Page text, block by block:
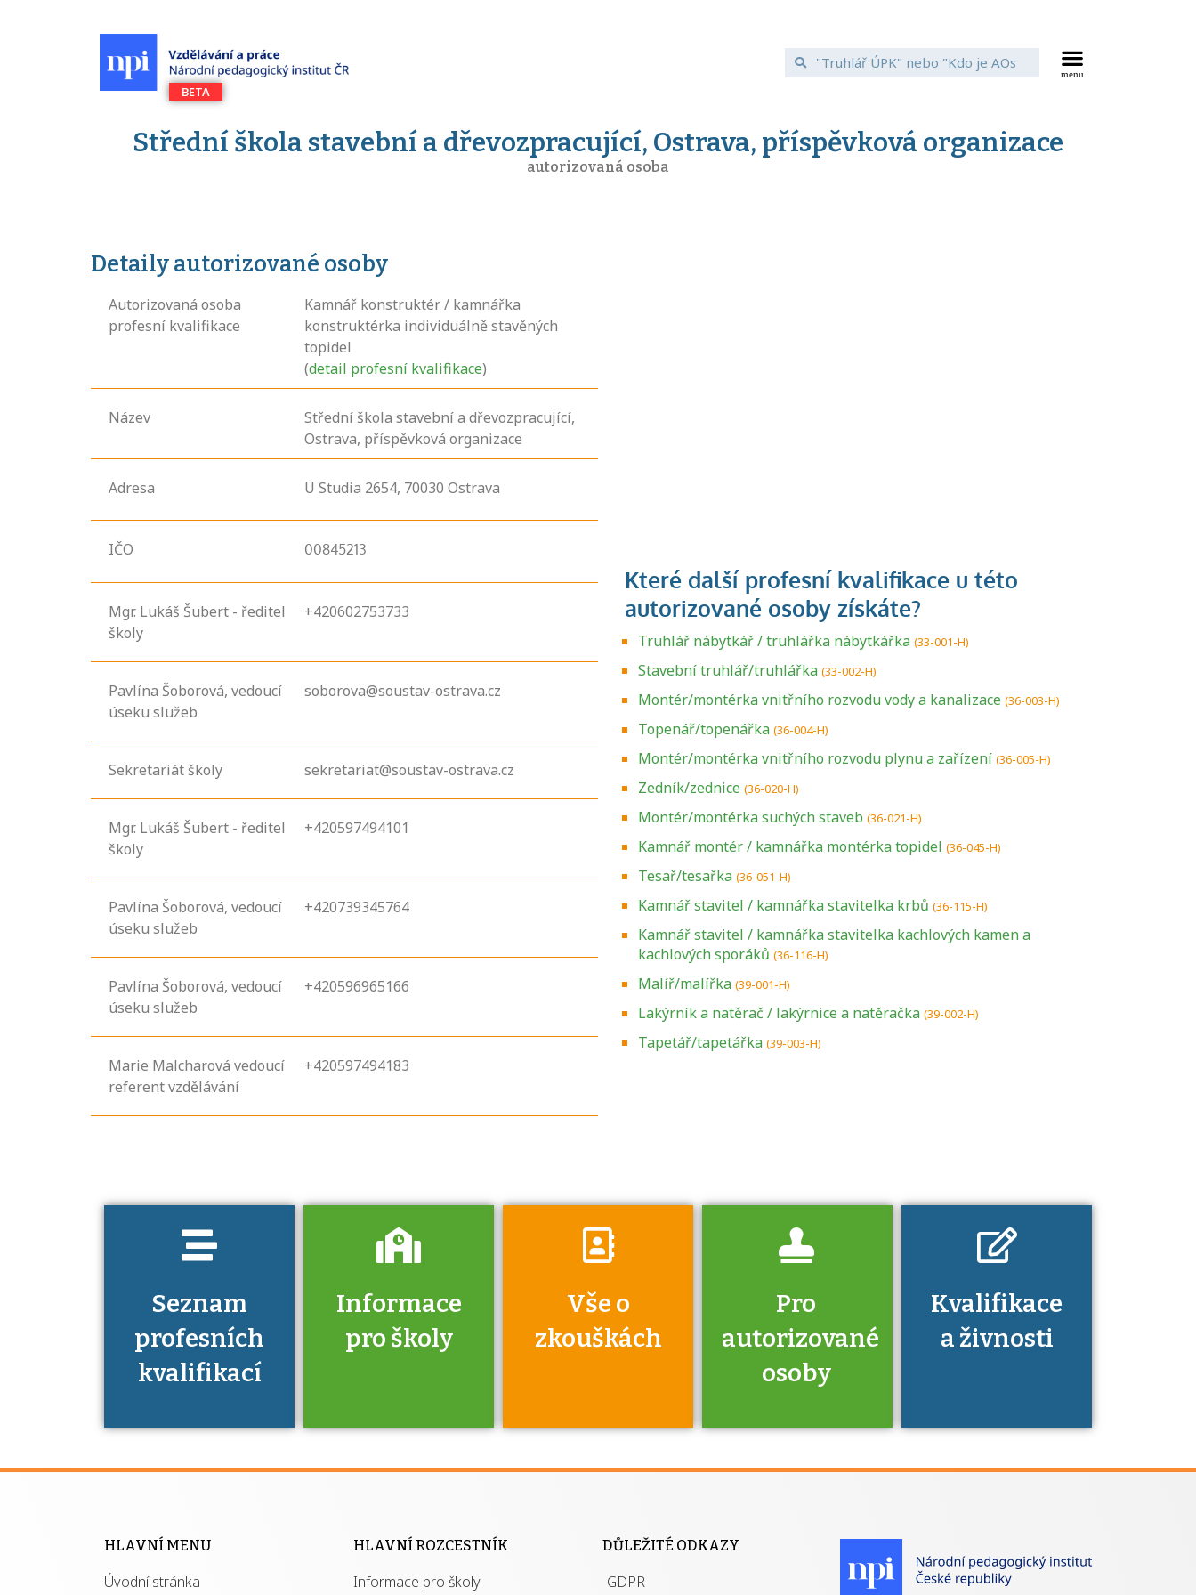
Střední škola stavební a dřevozpracující, Ostrava, příspěvková organizace
autorizovaná osoba
Detaily autorizované osoby
Autorizovaná osoba
profesní kvalifikace
Kamnář konstruktér / kamnářka
konstruktérka individuálně stavěných
topidel
(detail profesní kvalifikace)
Název
Střední škola stavební a dřevozpracující,
Ostrava, příspěvková organizace
Adresa U Studia 2654, 70030 Ostrava
IČO 00845213
Mgr. Lukáš Šubert - ředitel
školy
+420602753733
Pavlína Šoborová, vedoucí
úseku služeb
soborova@soustav-ostrava.cz
Sekretariát školy sekretariat@soustav-ostrava.cz
Mgr. Lukáš Šubert - ředitel
školy
+420597494101
Pavlína Šoborová, vedoucí
úseku služeb
+420739345764
Pavlína Šoborová, vedoucí
úseku služeb
+420596965166
Marie Malcharová vedoucí
referent vzdělávání
+420597494183
Truhlář nábytkář / truhlářka nábytkářka (33-001-H)
Stavební truhlář/truhlářka (33-002-H)
Montér/montérka vnitřního rozvodu vody a kanalizace (36-003-H)
Topenář/topenářka (36-004-H)
Montér/montérka vnitřního rozvodu plynu a zařízení (36-005-H)
Zedník/zednice (36-020-H)
Montér/montérka suchých staveb (36-021-H)
Kamnář montér / kamnářka montérka topidel (36-045-H)
Tesař/tesařka (36-051-H)
Kamnář stavitel / kamnářka stavitelka krbů (36-115-H)
Kamnář stavitel / kamnářka stavitelka kachlových kamen a
kachlových sporáků (36-116-H)
Malíř/malířka (39-001-H)
Lakýrník a natěrač / lakýrnice a natěračka (39-002-H)
Tapetář/tapetářka (39-003-H)
Seznam
profesních
kvalifikací
Projděte si
seznam
profesních
kvalifikací. Víte,
Informace
pro školy
Víte, že jako škola
kvalifikací jisté
získávání
Vše o
zkouškách
Zjistěte, jak se
Pro
autorizované
osoby
výhody má získání
Kvalifikace
a živnosti
U řady živností je
HLAVNÍ MENU
Úvodní stránka
HLAVNÍ ROZCESTNÍK
Informace pro školy
DŮLEŽITÉ ODKAZY
GDPR